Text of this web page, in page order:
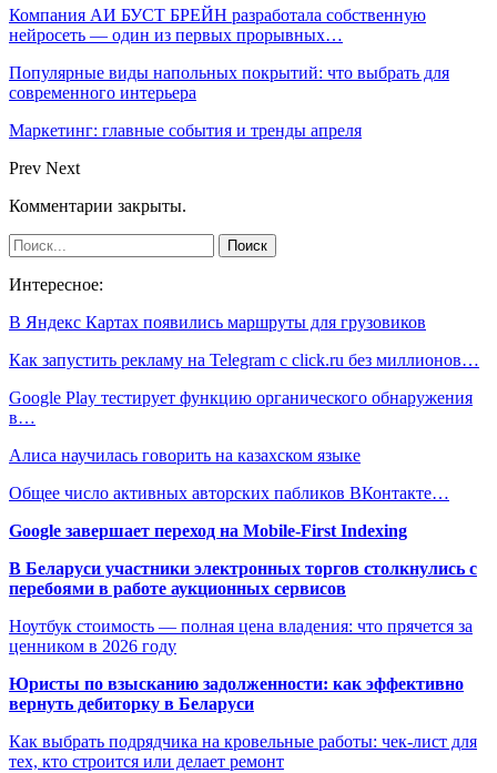
Компания АИ БУСТ БРЕЙН разработала собственную
нейросеть — один из первых прорывных…
Популярные виды напольных покрытий: что выбрать для
современного интерьера
Маркетинг: главные события и тренды апреля
Prev Next
Комментарии закрыты.
Интересное:
В Яндекс Картах появились маршруты для грузовиков
Как запустить рекламу на Telegram с click.ru без миллионов…
Google Play тестирует функцию органического обнаружения
в…
Алиса научилась говорить на казахском языке
Общее число активных авторских пабликов ВКонтакте…
Google завершает переход на Mobile-First Indexing
В Беларуси участники электронных торгов столкнулись с
перебоями в работе аукционных сервисов
Ноутбук стоимость — полная цена владения: что прячется за
ценником в 2026 году
Юристы по взысканию задолженности: как эффективно
вернуть дебиторку в Беларуси
Как выбрать подрядчика на кровельные работы: чек-лист для
тех, кто строится или делает ремонт